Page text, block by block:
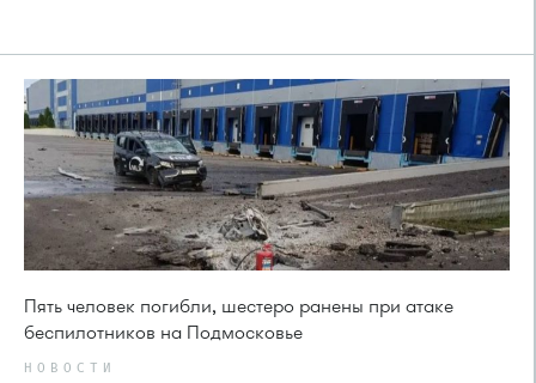
Пять человек погибли, шестеро ранены при атаке
беспилотников на Подмосковье
НОВОСТИ